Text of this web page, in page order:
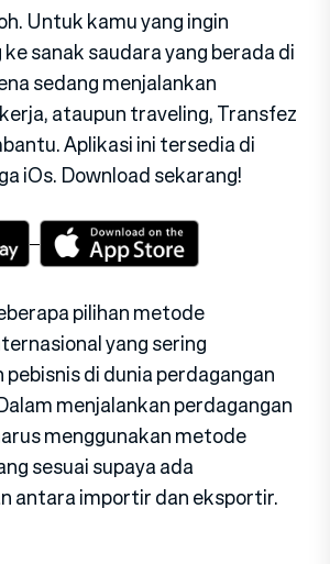
Untuk kamu yang ingin
sanak saudara yang berada di
sedang menjalankan
ataupun traveling, Transfez
Aplikasi ini tersedia di
iOs. Download sekarang!
pilihan metode
yang sering
pebisnis di dunia perdagangan
menjalankan perdagangan
menggunakan metode
sesuai supaya ada
antara importir dan eksportir.